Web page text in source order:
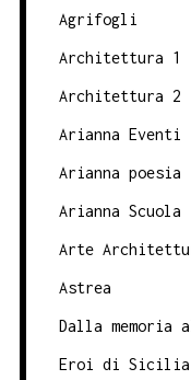
Agrifogli
Architettura 1
Architettura 2
Arianna Eventi
Arianna poesia
Arianna Scuola
Arte
Astrea
Dalla memoria
Eroi di Sicilia